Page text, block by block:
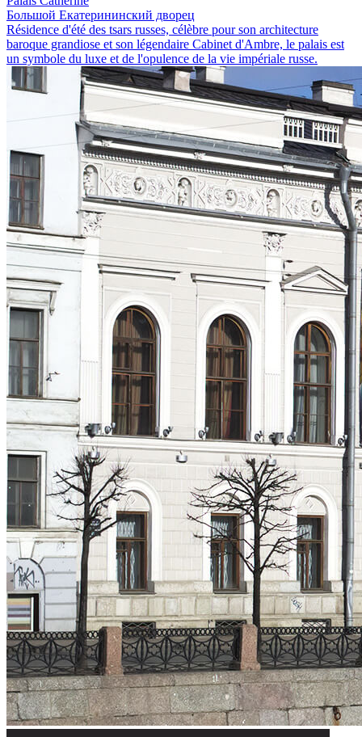
Большой Екатерининский дворец
Résidence d'été des tsars russes, célèbre pour son architecture
baroque grandiose et son légendaire Cabinet d'Ambre, le palais est
un symbole du luxe et de l'opulence de la vie impériale russe.